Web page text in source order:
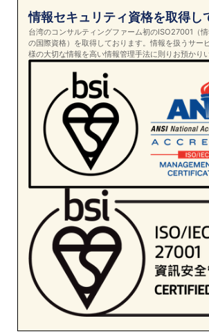
情報セキュリティ資格を取得し
台湾のコンサルティングファーム初のISO27001（
の国際資格）を取得しております。情報を扱うサー
様の大切な情報を高い情報管理手法に則りお預かり